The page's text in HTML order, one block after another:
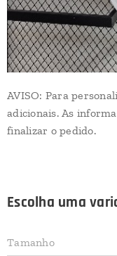
AVISO: Para
adicionais. As
finalizar o pedido.
Escolha uma
Tamanho